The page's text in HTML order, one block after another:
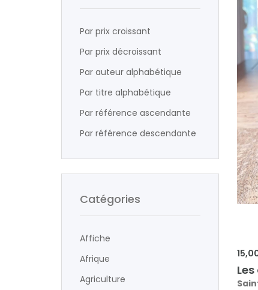
Par prix croissant
Par prix décroissant
Par auteur alphabétique
Par titre alphabétique
Par référence ascendante
Par référence descendante
Catégories
Affiche
Afrique
Agriculture